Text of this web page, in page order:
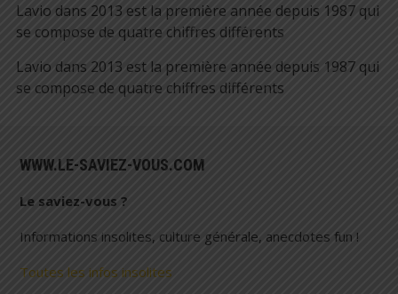
Lavio dans 2013 est la première année depuis 1987 qui
se compose de quatre chiffres différents
Lavio dans 2013 est la première année depuis 1987 qui
se compose de quatre chiffres différents
WWW.LE-SAVIEZ-VOUS.COM
Le saviez-vous ?
Informations insolites, culture générale, anecdotes fun !
Toutes les infos insolites